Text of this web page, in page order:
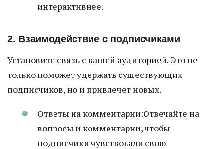
интерактивнее.
2. Взаимодействие с подписчиками
Установите связь с вашей аудиторией. Это не
только поможет удержать существующих
подписчиков, но и привлечет новых.
Ответы на комментарии:Отвечайте на
вопросы и комментарии, чтобы
подписчики чувствовали свою